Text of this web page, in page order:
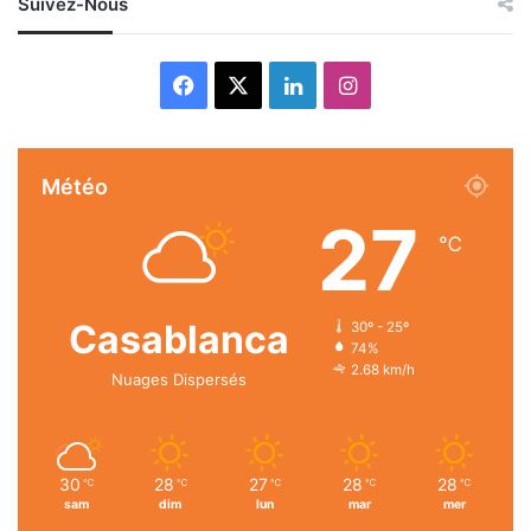
Facebook LinkedinInstagram
Météo
Casablanca
Nuages Dispersés
27 ℃
30º - 25º
74%
2.68 km/h
30 ℃
sam
28 ℃
dim
27 ℃
lun
28 ℃
mar
28 ℃
mer